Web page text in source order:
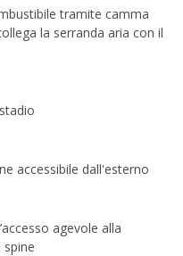
tramite camma
la serranda aria con il
accessibile dall'esterno
agevole alla
spine